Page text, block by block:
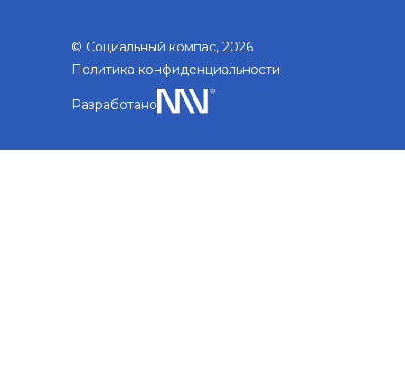
© Социальный компас, 2026
Политика конфиденциальности
Разработано